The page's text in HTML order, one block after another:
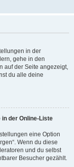
in der
gehe in den
auf der Seite angezeigt,
du alle deine
der Online-Liste
eine Option
Wenn du diese
und du selbst
Besucher gezählt.